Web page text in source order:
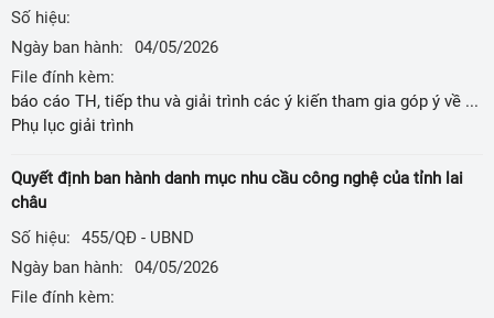
Số hiệu:
Ngày ban hành:
04/05/2026
File đính kèm:
báo cáo TH, tiếp thu và giải trình các ý kiến tham gia góp ý về hồ sơ dự thảo nghị quyết quy định một số nội dung và mức chi quản lý, thực hiện chương trình, nhiệm vụ, hoạt động hỗ trợ thực hiện nhiệm vụ KHCN và ĐMST sử dụng ngân sách nhà nước trên địa bàn tỉnh lai châu,
Phụ lục giải trình
Quyết định ban hành danh mục nhu cầu công nghệ của tỉnh lai
châu
Số hiệu:
455/QĐ - UBND
Ngày ban hành:
04/05/2026
File đính kèm: